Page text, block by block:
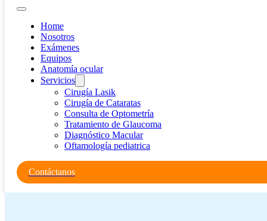
Home
Nosotros
Exámenes
Equipos
Anatomía ocular
Servicios
Cirugía Lasik
Cirugía de Cataratas
Consulta de Optometría
Tratamiento de Glaucoma
Diagnóstico Macular
Oftamología pediatrica
Contáctanos